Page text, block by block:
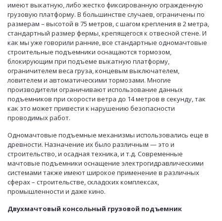
имеют выкатную, либо жестко фиксированную огражденную
грузовую платформу. В большинстве случаев, ограничены по
размерам – высотой в 75 метров, с шагом крепления в 2 метра,
стандартный размер фермы, крепящегося к отвесной стене. И
как мы уже говорили ранние, все стандартные одномачтовые
строительные подъемники оснащаются тормозом,
блокирующим при подъеме выкатную платформу,
ограничителем веса груза, концевым выключателем,
ловителем и автоматическими тормозами. Многие
производители ограничивают использование данных
подъемников при скорости ветра до 14 метров в секунду, так
как это может привести к нарушению безопасности
проводимых работ.
Одномачтовые подъемные механизмы использовались еще в
древности. Назначение их было различным — это и
строительство, и осадная техника, и т.д. Современные
мачтовые подъемники оснащение электрогидравлическими
системами также имеют широкое применение в различных
сферах – строительстве, складских комплексах,
промышленности и даже кино.
Двухмачтовый консольный грузовой подъемник